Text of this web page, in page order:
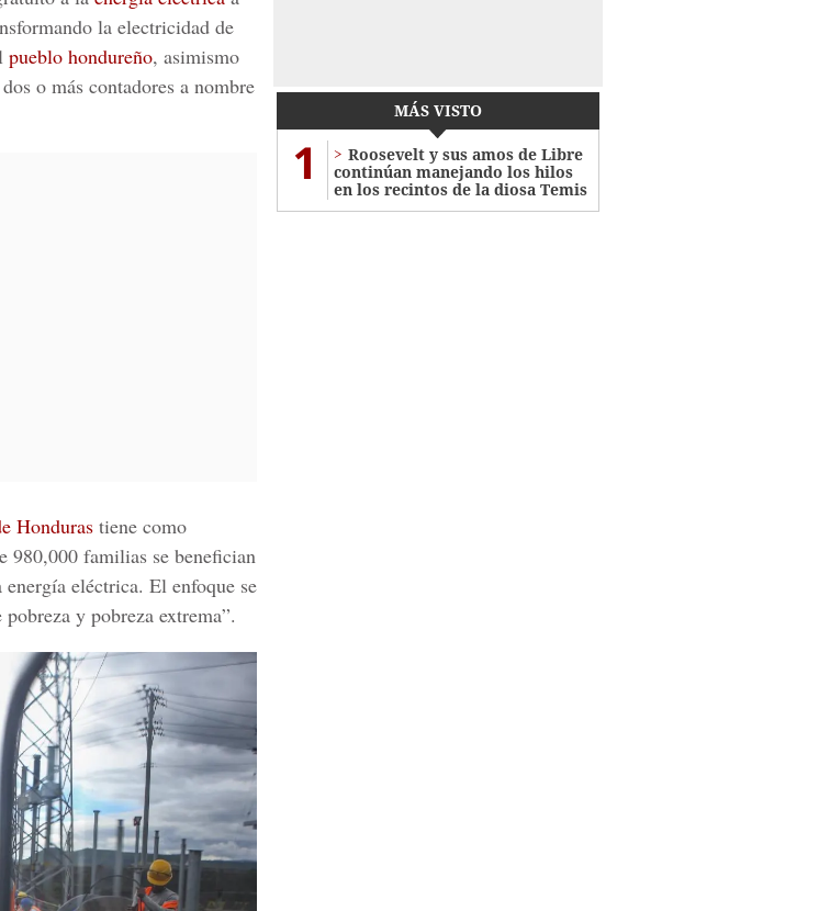
la electricidad de
pueblo hondureño, asimismo
o más contadores a nombre
Honduras tiene como
980,000 familias se benefician
eléctrica. El enfoque se
y pobreza extrema”.
MÁS VISTO
1
Roosevelt y sus amos de Libre
continúan manejando los hilos
en los recintos de la diosa Temis